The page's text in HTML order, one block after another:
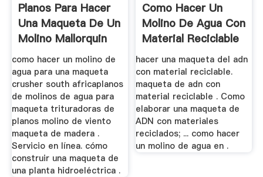
Planos Para Hacer
Una Maqueta De Un
Molino Mallorquin
como hacer un molino de
agua para una maqueta
crusher south africaplanos
de molinos de agua para
maqueta trituradoras de
planos molino de viento
maqueta de madera .
Servicio en línea. cómo
construir una maqueta de
una planta hidroeléctrica .
Como Hacer Un
Molino De Agua Con
Material Reciclable
hacer una maqueta del adn
con material reciclable.
maqueta de adn con
material reciclable . Como
elaborar una maqueta de
ADN con materiales
reciclados; ... como hacer
un molino de agua en .